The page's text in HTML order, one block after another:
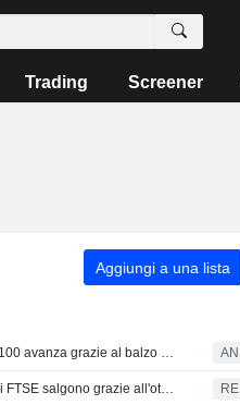
Trading Screener
Aggiungi a una lista
Il FTSE 100 avanza grazie al balzo di Diageo dopo gli utili AN
Gli indici FTSE salgono grazie all'ottimismo sugli utili RE